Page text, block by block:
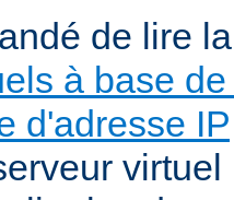
de lire
à base
d'adresse IP